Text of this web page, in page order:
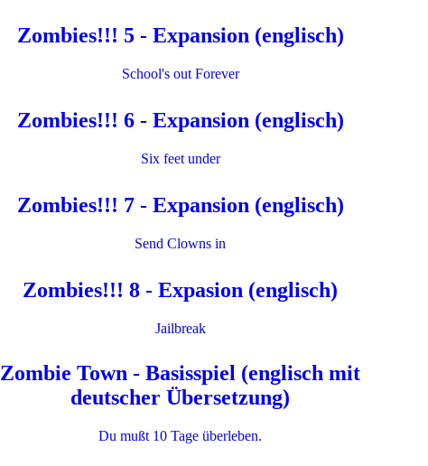
Zombies!!! 5 - Expansion (englisch)
School's out Forever
Zombies!!! 6 - Expansion (englisch)
Six feet under
Zombies!!! 7 - Expansion (englisch)
Send Clowns in
Zombies!!! 8 - Expasion (englisch)
Jailbreak
Zombie Town - Basisspiel (englisch mit
deutscher Übersetzung)
Du mußt 10 Tage überleben.